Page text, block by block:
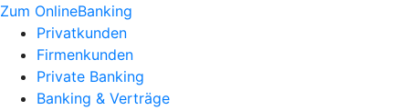
Zum OnlineBanking
Privatkunden
Firmenkunden
Private Banking
Banking & Verträge